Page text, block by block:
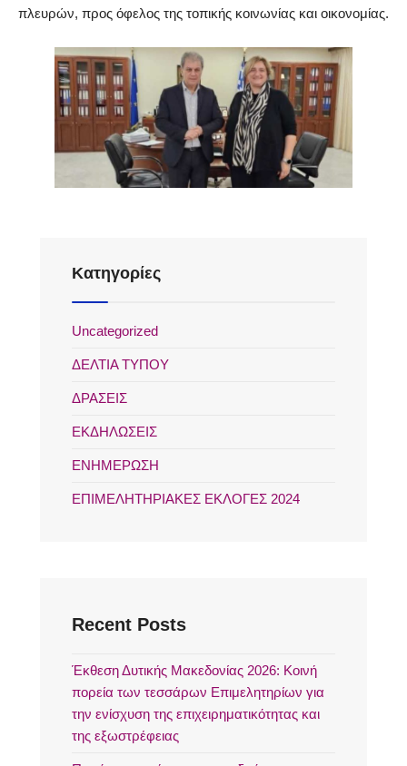
πλευρών, προς όφελος της τοπικής κοινωνίας και οικονομίας.
Kατηγορίες
Uncategorized
ΔΕΛΤΙΑ ΤΥΠΟΥ
ΔΡΑΣΕΙΣ
ΕΚΔΗΛΩΣΕΙΣ
ΕΝΗΜΕΡΩΣΗ
ΕΠΙΜΕΛΗΤΗΡΙΑΚΕΣ ΕΚΛΟΓΕΣ 2024
Recent Posts
Έκθεση Δυτικής Μακεδονίας 2026: Κοινή
πορεία των τεσσάρων Επιμελητηρίων για
την ενίσχυση της επιχειρηματικότητας και
της εξωστρέφειας